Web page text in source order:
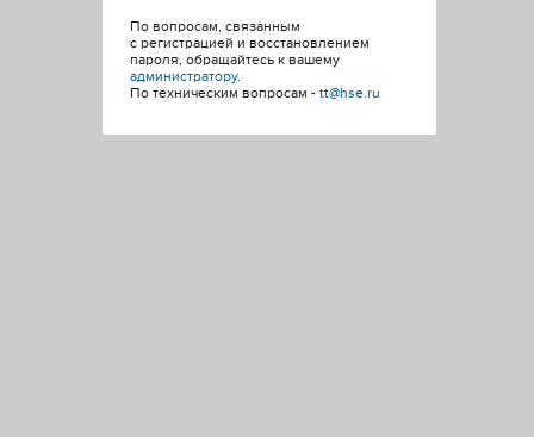
По вопросам, связанным
с регистрацией и восстановлением
пароля, обращайтесь к вашему
администратору.
По техническим вопросам - tt@hse.ru